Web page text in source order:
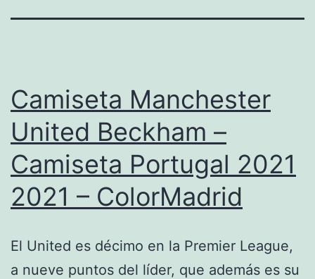
Camiseta Manchester
United Beckham –
Camiseta Portugal 2021
2021 – ColorMadrid
El United es décimo en la Premier League,
a nueve puntos del líder, que además es su